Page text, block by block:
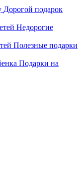
Дорогой подарок
Недорогие
Полезные подарки
Подарки на